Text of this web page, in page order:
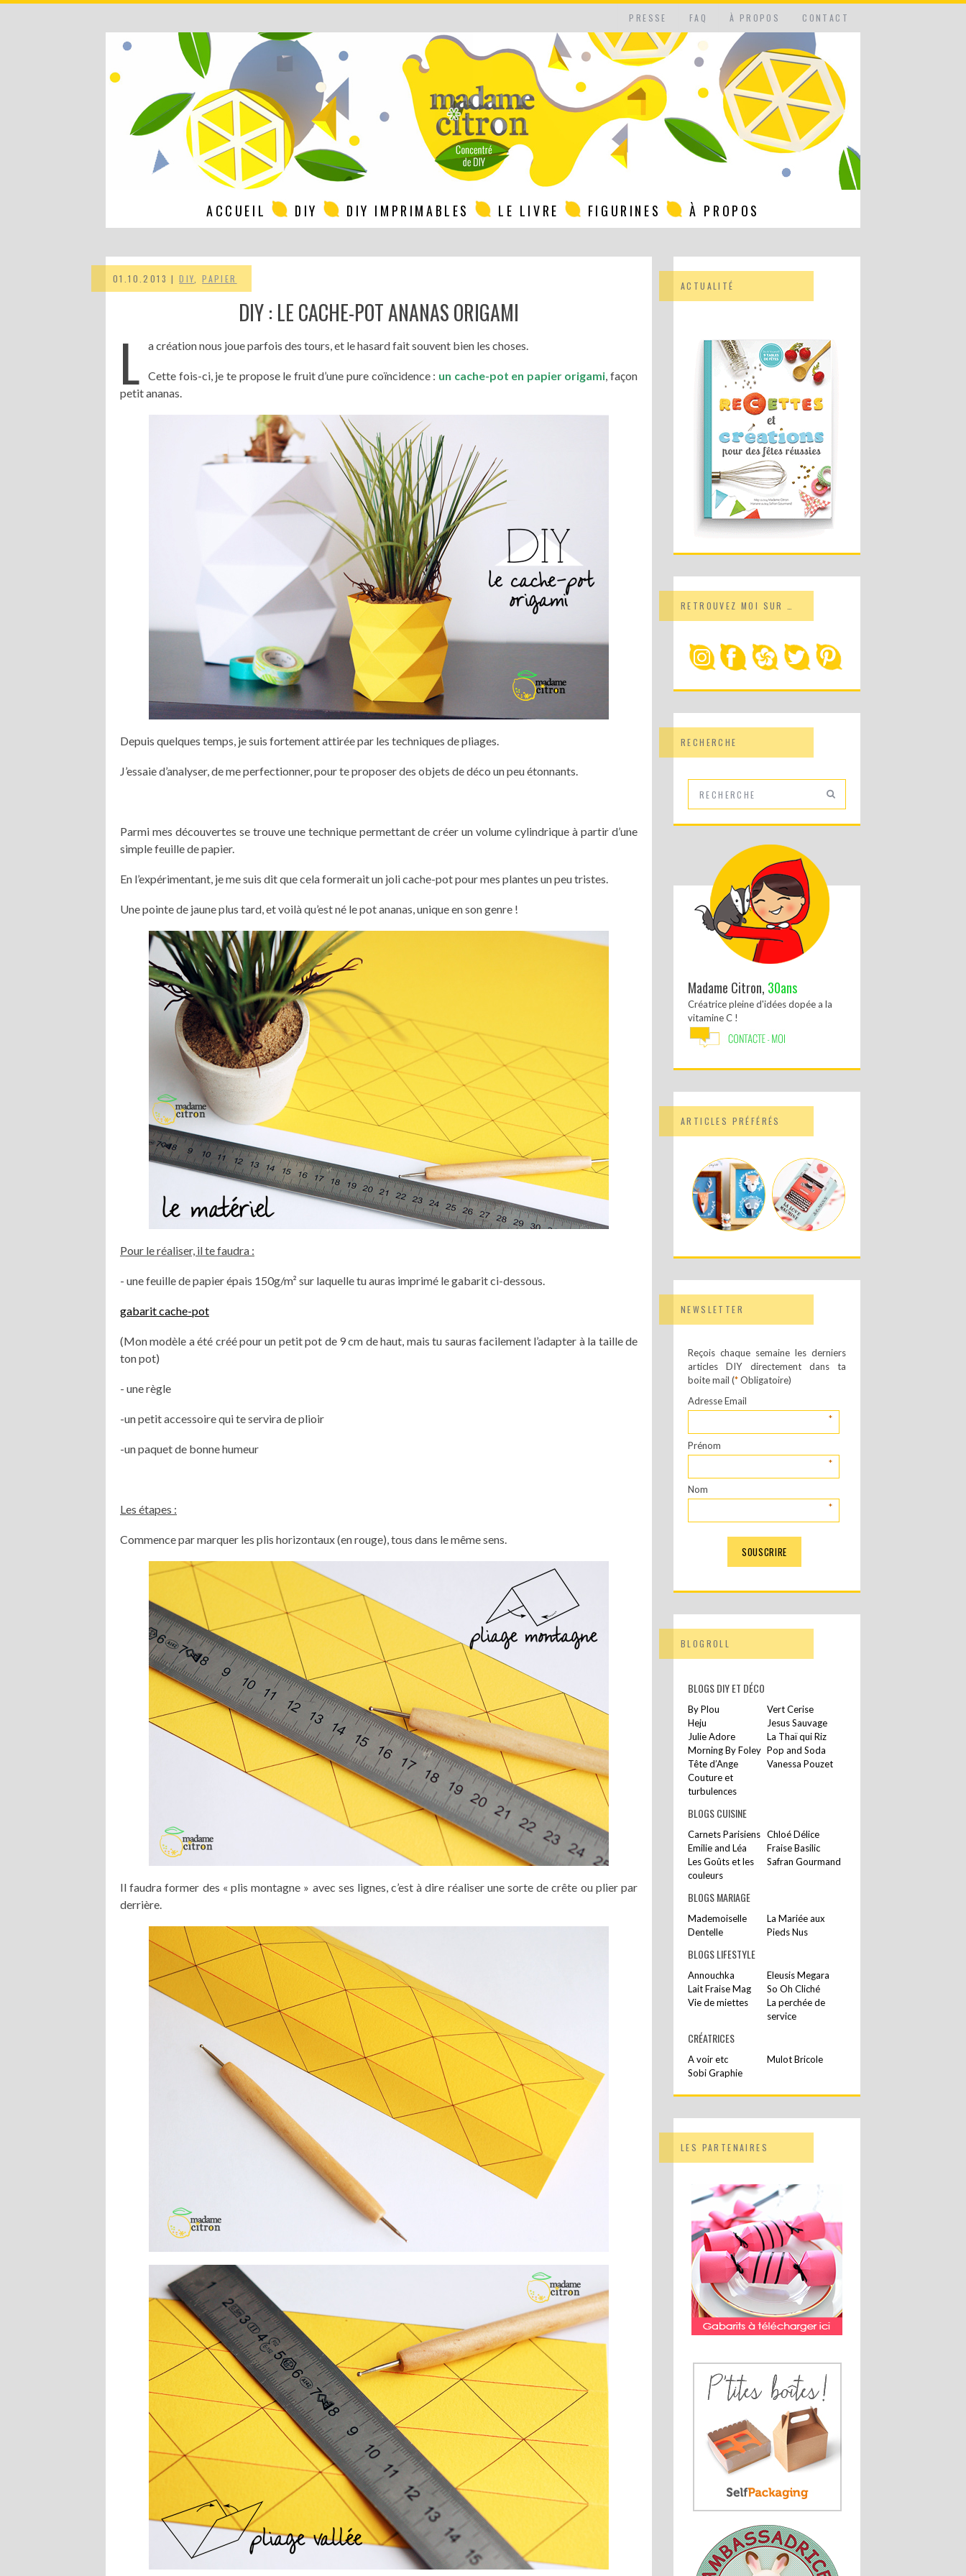
PRESSE FAQ À PROPOS CONTACT
ACCUEIL DIY DIY IMPRIMABLES LE LIVRE FIGURINES À PROPOS
01.10.2013 |DIY ,PAPIER
DIY : LE CACHE-POT ANANAS ORIGAMI
L a création nous joue parfois des tours, et le hasard fait souvent bien les choses.
Cette fois-ci, je te propose le fruit d’une pure coïncidence : un cache-pot en papier origami, façon
petit ananas.
Depuis quelques temps, je suis fortement attirée par les techniques de pliages.
J’essaie d’analyser, de me perfectionner, pour te proposer des objets de déco un peu étonnants.
Parmi mes découvertes se trouve une technique permettant de créer un volume cylindrique à partir d’une
simple feuille de papier.
En l’expérimentant, je me suis dit que cela formerait un joli cache-pot pour mes plantes un peu tristes.
Une pointe de jaune plus tard, et voilà qu’est né le pot ananas, unique en son genre !
Pour le réaliser, il te faudra :
- une feuille de papier épais 150g/m² sur laquelle tu auras imprimé le gabarit ci-dessous.
gabarit cache-pot
(Mon modèle a été créé pour un petit pot de 9 cm de haut, mais tu sauras facilement l’adapter à la taille de
ton pot)
- une règle
-un petit accessoire qui te servira de plioir
-un paquet de bonne humeur
Les étapes :
Commence par marquer les plis horizontaux (en rouge), tous dans le même sens.
Il faudra former des « plis montagne » avec ses lignes, c’est à dire réaliser une sorte de crête ou plier par
derrière.
ACTUALITÉ
RETROUVEZ MOI SUR …
RECHERCHE
Madame Citron, 30ans
Créatrice pleine d'idées dopée a la
vitamine C !
ARTICLES PRÉFÉRÉS
NEWSLETTER
Reçois chaque semaine les derniers
articles DIY directement dans ta
boite mail (*Obligatoire)
Adresse Email
*
Prénom
*
Nom
*
BLOGROLL
BLOGS DIY ET DÉCO
By Plou
Vert Cerise
Heju
Jesus Sauvage
Julie Adore
La Thaï qui Riz
Morning By Foley Pop and Soda
Tête d’Ange
Vanessa Pouzet
Couture et
turbulences
BLOGS CUISINE
Carnets Parisiens Chloé Délice
Emilie and Léa
Fraise Basilic
Les Goûts et les
couleurs
Safran Gourmand
BLOGS MARIAGE
Mademoiselle
Dentelle
La Mariée aux
Pieds Nus
BLOGS LIFESTYLE
Annouchka
Eleusis Megara
Lait Fraise Mag
So Oh Cliché
Vie de miettes
La perchée de
service
CRÉATRICES
A voir etc
Mulot Bricole
Sobi Graphie
LES PARTENAIRES